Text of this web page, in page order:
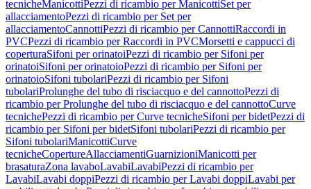
tecnicheManicottiPezzi di ricambio per ManicottiSet per
allacciamentoPezzi di ricambio per Set per
allacciamentoCannottiPezzi di ricambio per CannottiRaccordi in
PVCPezzi di ricambio per Raccordi in PVCMorsetti e cappucci di
coperturaSifoni per orinatoiPezzi di ricambio per Sifoni per
orinatoiSifoni per orinatoioPezzi di ricambio per Sifoni per
orinatoioSifoni tubolariPezzi di ricambio per Sifoni
tubolariProlunghe del tubo di risciacquo e del cannottoPezzi di
ricambio per Prolunghe del tubo di risciacquo e del cannottoCurve
tecnichePezzi di ricambio per Curve tecnicheSifoni per bidetPezzi di
ricambio per Sifoni per bidetSifoni tubolariPezzi di ricambio per
Sifoni tubolariManicottiCurve
tecnicheCopertureAllacciamentiGuarnizioniManicotti per
brasaturaZona lavaboLavabiLavabiPezzi di ricambio per
LavabiLavabi doppiPezzi di ricambio per Lavabi doppiLavabi per